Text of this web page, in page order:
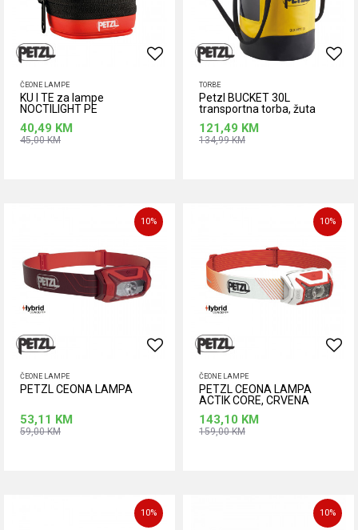
ČEONE LAMPE
KU I TE za lampe
NOCTILIGHT PE
40,49 KM
45,00KM
TORBE
Petzl BUCKET 30L
transportna torba, žuta
121,49 KM
134,99KM
10%
ČEONE LAMPE
PETZL CEONA LAMPA
53,11 KM
59,00KM
10%
ČEONE LAMPE
PETZL CEONA LAMPA
ACTIK CORE, CRVENA
143,10 KM
159,00KM
10% 10%